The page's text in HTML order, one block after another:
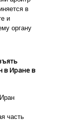
в
и
органу
в Иране в
часть